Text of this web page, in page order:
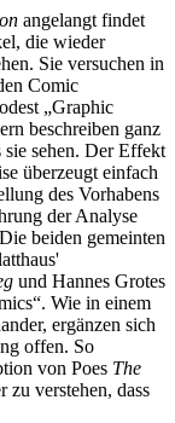
angelangt findet
die wieder
Sie versuchen in
Comic
„Graphic
beschreiben ganz
sie sehen. Der Effekt
überzeugt einfach
des Vorhabens
der Analyse
beiden gemeinten
und Hannes Grotes
Wie in einem
ergänzen sich
offen. So
von Poes The
verstehen, dass